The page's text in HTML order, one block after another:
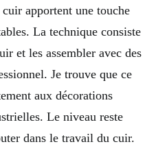
apportent une touche
La technique consiste
et les assembler avec des
Je trouve que ce
aux décorations
Le niveau reste
dans le travail du cuir.